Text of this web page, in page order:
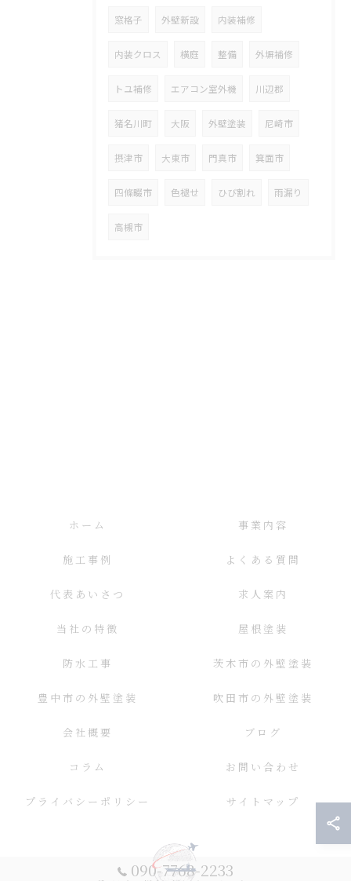
窓格子 外壁新設 内装補修
内装クロス 横庭 整備 外塀補修
トユ補修 エアコン室外機 川辺郡
猪名川町 大阪 外壁塗装 尼崎市
摂津市 大東市 門真市 箕面市
四條畷市 色褪せ ひび割れ 雨漏り
高槻市
090-7768-2233
ホーム 事業内容
施工事例 よくある質問
代表あいさつ 求人案内
当社の特徴 屋根塗装
防水工事 茨木市の外壁塗装
豊中市の外壁塗装 吹田市の外壁塗装
会社概要 ブログ
コラム お問い合わせ
プライバシーポリシー サイトマップ